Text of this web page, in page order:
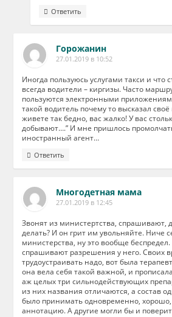
Ответить
Горожанин
27.01.2019 в 10:52
Иногда пользуюсь услугами такси и что
всегда водители – киргизы. Часто
пользуются электронными
такой водитель почему то высказал
живете так бедно, вас жалко! У вас
добывают….” И мне пришлось
иностранный агент…
Ответить
Многодетная мама
27.01.2019 в 12:45
Звонят из министертства, спрашивают,
делать? И он грит им увольняйте. Ниче
министерства, ну это вообще
спрашивают разрешения у него. Своих
трудоустраивать надо, вот была
она вела себя такой важной, и
аж целых три сильнодействующих
из них названия отличаются, а состав
было принимать одновременно, хорошо,
аннотацию. А другие могли бы и